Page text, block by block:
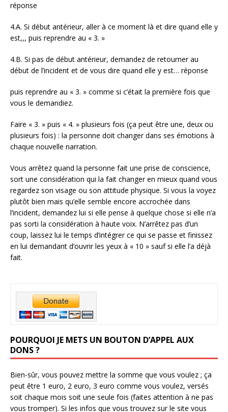
réponse
4.A. Si début antérieur, aller à ce moment là et dire quand elle y
est,,, puis reprendre au « 3. »
4.B. Si pas de début antérieur, demandez de retourner au
début de l’incident et de vous dire quand elle y est… réponse
puis reprendre au « 3. » comme si c’était la première fois que
vous le demandiez.
Faire « 3. » puis « 4. » plusieurs fois (ça peut être une, deux ou
plusieurs fois) : la personne doit changer dans ses émotions à
chaque nouvelle narration.
Vous arrêtez quand la personne fait une prise de conscience,
sort une considération qui la fait changer en mieux quand vous
regardez son visage ou son attitude physique. Si vous la voyez
plutôt bien mais qu’elle semble encore accrochée dans
l’incident, demandez lui si elle pense à quelque chose si elle n’a
pas sorti la considération à haute voix. N’arrêtez pas d’un
coup, laissez lui le temps d’intégrer ce qui se passe et finissez
en lui demandant d’ouvrir les yeux à « 10 » sauf si elle l’a déjà
fait.
POURQUOI JE METS UN BOUTON D’APPEL AUX
DONS ?
Bien-sûr, vous pouvez mettre la somme que vous voulez ; ça
peut être 1 euro, 2 euro, 3 euro comme vous voulez, versés
soit chaque mois soit une seule fois (faites attention à ne pas
vous tromper). Si les infos que vous trouvez sur le site vous